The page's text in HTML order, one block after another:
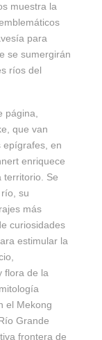
muestra la
para
se sumergirán
ríos del
página,
que van
epígrafes, en
enriquece
territorio. Se
su
más
curiosidades
estimular la
flora de la
el Mekong
Grande
frontera de